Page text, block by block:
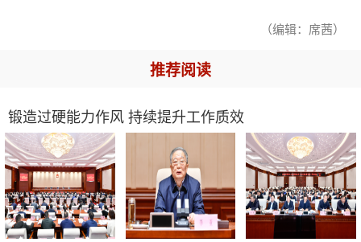
（编辑：席茜）
推荐阅读
锻造过硬能力作风 持续提升工作质效